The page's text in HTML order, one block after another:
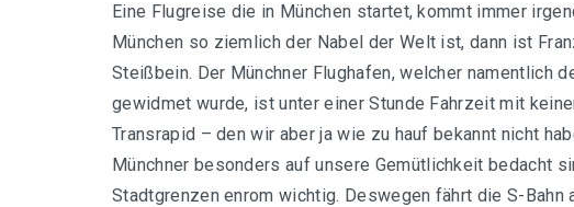
Eine Flugreise die in München startet, kommt immer
München so ziemlich der Nabel der Welt ist, dann ist
Steißbein. Der Münchner Flughafen, welcher namentlich
gewidmet wurde, ist unter einer Stunde Fahrzeit mit
Transrapid – den wir aber ja wie zu hauf bekannt nicht
Münchner besonders auf unsere Gemütlichkeit bedacht
Stadtgrenzen enrom wichtig. Deswegen fährt die S-Bahn